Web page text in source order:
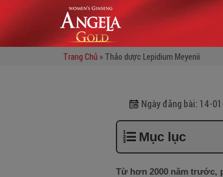
Trang Chủ » Thảo dược Lepidium Meyenii
Ngày đăng bài: 14-
Mục lục
Từ hơn 2000 năm trước,